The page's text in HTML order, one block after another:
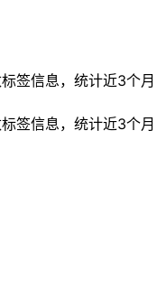
签信息，统计近3个月
签信息，统计近3个月